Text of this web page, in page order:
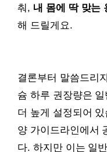
춰, 내 몸에 딱 맞는
해 드릴게요.
결론부터 말씀드리
슘 하루 권장량은
더 높게 설정되어
양 가이드라인에서
다. 하지만 이는 일